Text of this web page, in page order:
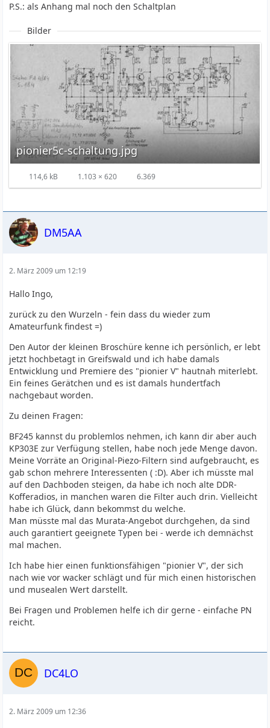
P.S.: als Anhang mal noch den Schaltplan
Bilder
pionier5c-schaltung.jpg
114,6 kB 1.103 × 620 6.369
DM5AA
2. März 2009 um 12:19
Hallo Ingo,
zurück zu den Wurzeln - fein dass du wieder zum
Amateurfunk findest =)
Den Autor der kleinen Broschüre kenne ich persönlich, er lebt
jetzt hochbetagt in Greifswald und ich habe damals
Entwicklung und Premiere des "pionier V" hautnah miterlebt.
Ein feines Gerätchen und es ist damals hundertfach
nachgebaut worden.
Zu deinen Fragen:
BF245 kannst du problemlos nehmen, ich kann dir aber auch
KP303E zur Verfügung stellen, habe noch jede Menge davon.
Meine Vorräte an Original-Piezo-Filtern sind aufgebraucht, es
gab schon mehrere Interessenten ( :D). Aber ich müsste mal
auf den Dachboden steigen, da habe ich noch alte DDR-
Kofferadios, in manchen waren die Filter auch drin. Vielleicht
habe ich Glück, dann bekommst du welche.
Man müsste mal das Murata-Angebot durchgehen, da sind
auch garantiert geeignete Typen bei - werde ich demnächst
mal machen.
Ich habe hier einen funktionsfähigen "pionier V", der sich
nach wie vor wacker schlägt und für mich einen historischen
und musealen Wert darstellt.
Bei Fragen und Problemen helfe ich dir gerne - einfache PN
reicht.
DC4LO
2. März 2009 um 12:36